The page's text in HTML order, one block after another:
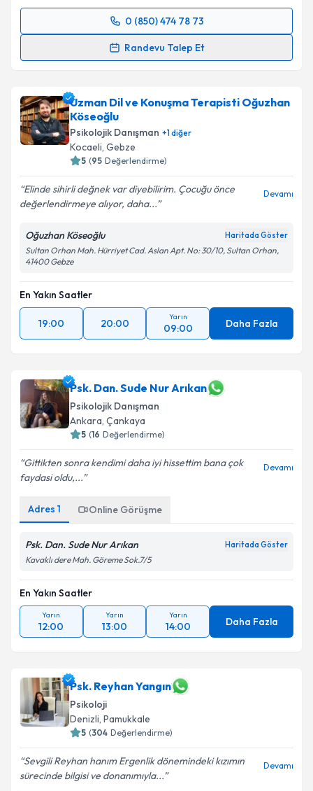
0 (850) 474 78 73
Randevu Talep Et
Randevu Takvimi Talebi
hazırlandığında e-posta ile bilgilendireceğiz.
E-posta Adresiniz
Kişisel verilerimin işlenmesine ilişkin
Aydınlatma
Metni
'ni okudum ve kişisel verilerimin belirtilen
Uzman Dil ve Konuşma Terapisti Oğuzhan
Köseoğlu
Psikolojik Danışman +1diğer
Kocaeli, Gebze
5 (95 Değerlendirme)
Elinde sihirli değnek var diyebilirim. Çocuğu önce
değerlendirmeye alıyor, daha...
Devamı
Oğuzhan Köseoğlu Haritada Göster
Sultan Orhan Mah. Hürriyet Cad. Aslan Apt. No: 30/10, Sultan Orhan,
41400 Gebze
En Yakın Saatler
19:00 20:00
Yarın
09:00 Daha Fazla
Psk. Dan. Sude Nur Arıkan
Psikolojik Danışman
Ankara, Çankaya
5 (16 Değerlendirme)
Gittikten sonra kendimi daha iyi hissettim bana çok
faydasi oldu,...
Devamı
Adres 1 Online Görüşme
Psk. Dan. Sude Nur Arıkan Haritada Göster
Kavaklı dere Mah. Göreme Sok.7/5
En Yakın Saatler
Yarın
12:00
Yarın
13:00
Yarın
14:00 Daha Fazla
Psk. Reyhan Yangın
Psikoloji
Denizli, Pamukkale
5 (304 Değerlendirme)
Sevgili Reyhan hanım Ergenlik dönemindeki kızımın
sürecinde bilgisi ve donanımıyla...
Devamı